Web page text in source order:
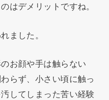
はデメリットですね。
ました。
お顔や手は触らない
らず、小さい頃に触っ
してしまった苦い経験